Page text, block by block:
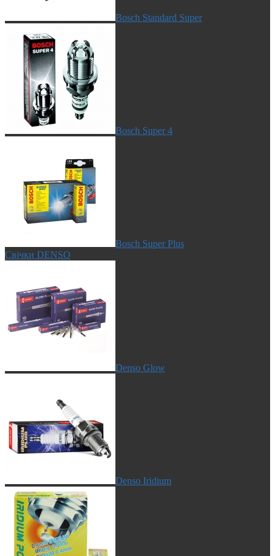
Bosch Standard Super
Bosch Super 4
Bosch Super Plus
Свічки DENSO
Denso Glow
Denso Iridium